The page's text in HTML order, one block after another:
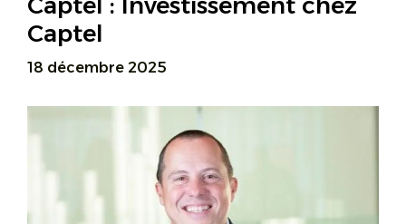
Captel : Investissement chez
Captel
18 décembre 2025